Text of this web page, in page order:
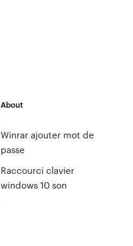
About
Winrar ajouter mot de
passe
Raccourci clavier
windows 10 son